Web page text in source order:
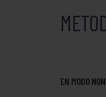
EN MODO